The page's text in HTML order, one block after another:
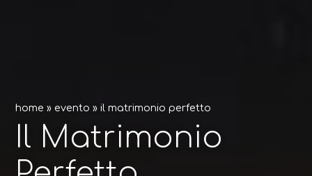
home » evento »il matrimonio perfetto
Il Matrimonio